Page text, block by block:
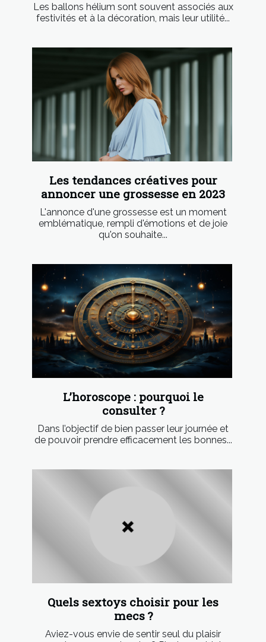
Les ballons hélium sont souvent associés aux
festivités et à la décoration, mais leur utilité...
Les tendances créatives pour
annoncer une grossesse en 2023
L'annonce d'une grossesse est un moment
emblématique, rempli d'émotions et de joie
qu'on souhaite...
L’horoscope : pourquoi le
consulter ?
Dans l’objectif de bien passer leur journée et
de pouvoir prendre efficacement les bonnes...
Quels sextoys choisir pour les
mecs ?
Aviez-vous envie de sentir seul du plaisir